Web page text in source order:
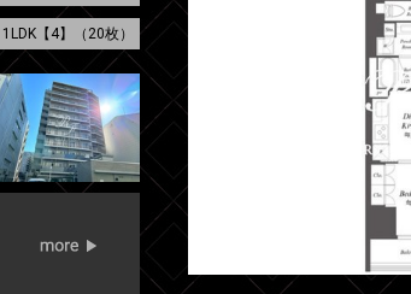
【4】（20枚）